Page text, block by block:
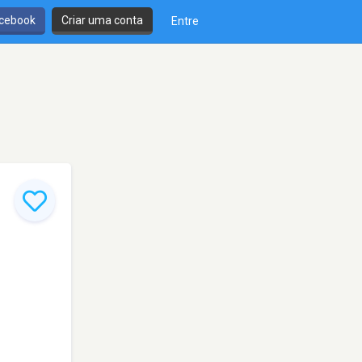
Criar uma conta Entre